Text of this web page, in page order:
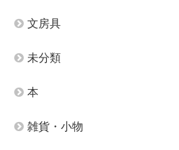
文房具
未分類
本
雑貨・小物